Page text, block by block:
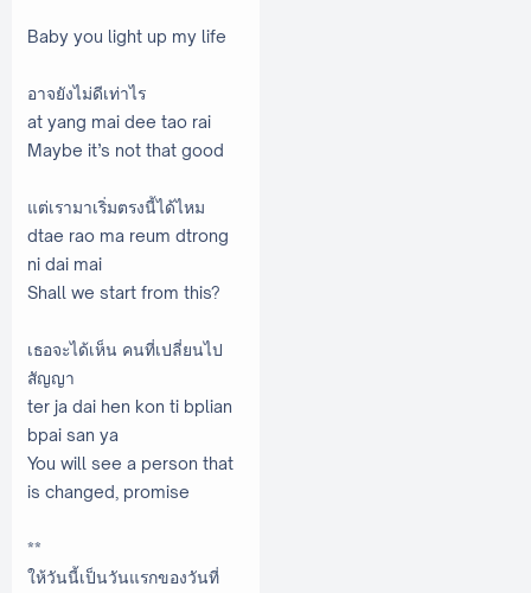
Baby you light up my life
อาจยังไม่ดีเท่าไร
at yang mai dee tao rai
Maybe it’s not that good
แต่เรามาเริ่มตรงนี้ได้ไหม
dtae rao ma reum dtrong
ni dai mai
Shall we start from this?
เธอจะได้เห็น คนที่เปลี่ยนไป
สัญญา
ter ja dai hen kon ti bplian
bpai san ya
You will see a person that
is changed, promise
**
ให้วันนี้เป็นวันแรกของวันที่